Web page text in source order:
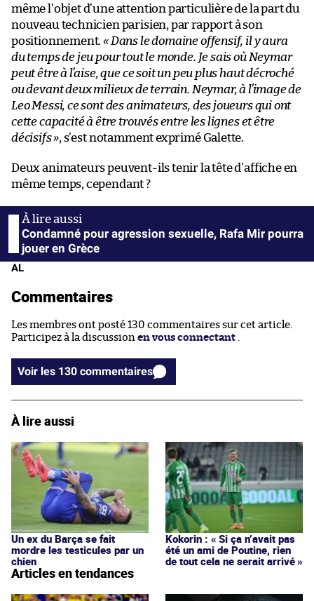
même l’objet d’une attention particulière de la part du
nouveau technicien parisien, par rapport à son
positionnement.« Dans le domaine offensif, il y aura
du temps de jeu pour tout le monde. Je sais où Neymar
peut être à l’aise, que ce soit un peu plus haut décroché
ou devant deux milieux de terrain. Neymar, à l’image de
Leo Messi, ce sont des animateurs, des joueurs qui ont
cette capacité à être trouvés entre les lignes et être
décisifs », s’est notamment exprimé Galette.
Deux animateurs peuvent-ils tenir la tête d’affiche en
même temps, cependant ?
Condamné pour agression sexuelle, Rafa Mir pourra
jouer en Grèce
AL
Commentaires
Les membres ont posté 130 commentaires sur cet article.
Participez à la discussion en vous connectant
Voir les 130 commentaires
À lire aussi
Un ex du Barça se fait
mordre les testicules par un
chien
Kokorin : « Si ça n’avait pas
été un ami de Poutine, rien
de tout cela ne serait arrivé »
Articles en tendances